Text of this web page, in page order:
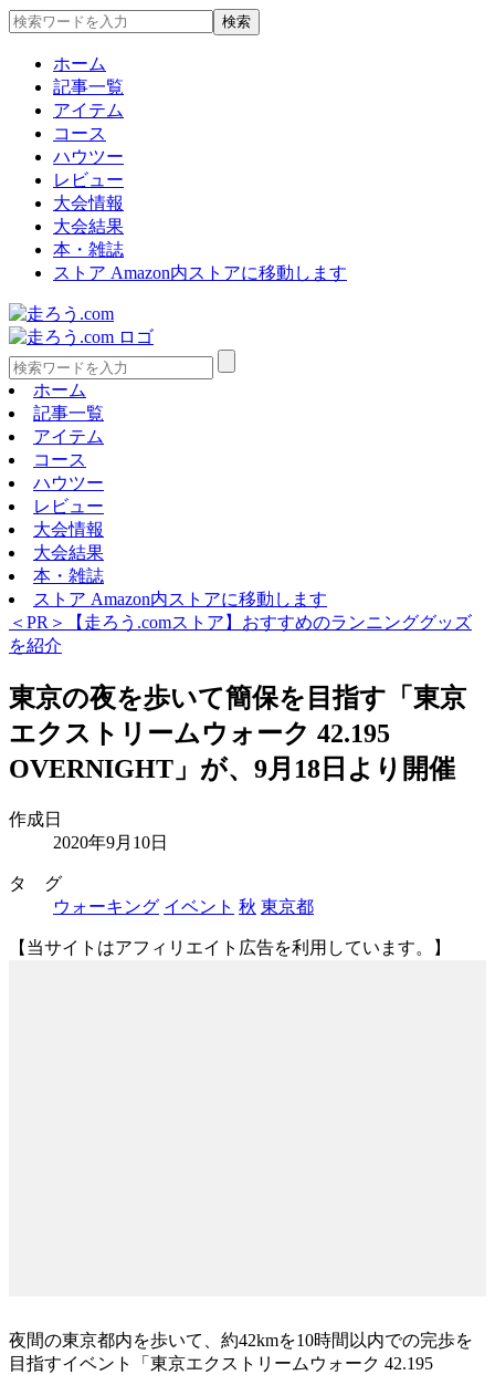
ホーム
記事一覧
アイテム
コース
ハウツー
レビュー
大会情報
大会結果
本・雑誌
ストア Amazon内ストアに移動します
ホーム
記事一覧
アイテム
コース
ハウツー
レビュー
大会情報
大会結果
本・雑誌
ストア Amazon内ストアに移動します
＜PR＞【走ろう.comストア】おすすめのランニンググッズ
を紹介
東京の夜を歩いて簡保を目指す「東京
エクストリームウォーク 42.195
OVERNIGHT」が、9月18日より開催
作成日
2020年9月10日
タ グ
ウォーキング イベント 秋 東京都
【当サイトはアフィリエイト広告を利用しています。】
夜間の東京都内を歩いて、約42kmを10時間以内での完歩を
目指すイベント「東京エクストリームウォーク 42.195